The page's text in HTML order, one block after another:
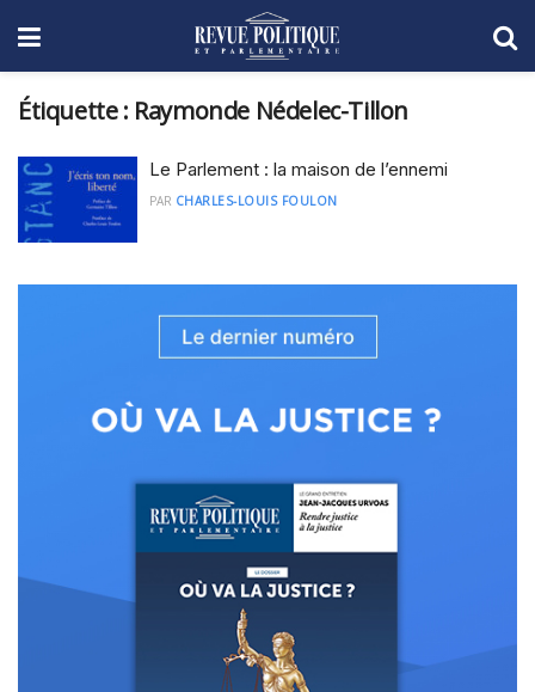
Étiquette : Raymonde Nédelec-Tillon
Le Parlement : la maison de l’ennemi
PAR CHARLES-LOUIS FOULON